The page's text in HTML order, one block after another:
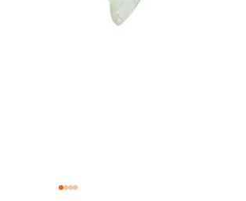
Ir para item 1
Ir para item 2
Ir para item 3
Ir para item 4